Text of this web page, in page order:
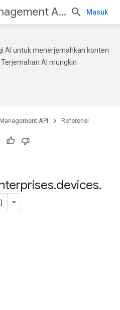
Android Management API Masuk
AI untuk menerjemahkan konten
AI mungkin
API Referensi
.devices.